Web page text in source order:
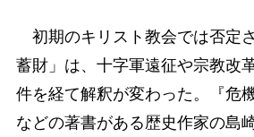
初期のキリスト教会では否定
蓄財」は、十字軍遠征や宗教改
件を経て解釈が変わった。『危
などの著書がある歴史作家の島